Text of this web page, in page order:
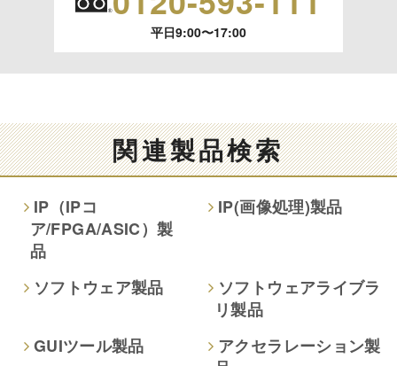
平日9:00〜17:00
関連製品検索
IP（IPコ
ア/FPGA/ASIC）製
品
IP(画像処理)製品
ソフトウェア製品
ソフトウェアライブラ
リ製品
GUIツール製品
アクセラレーション製